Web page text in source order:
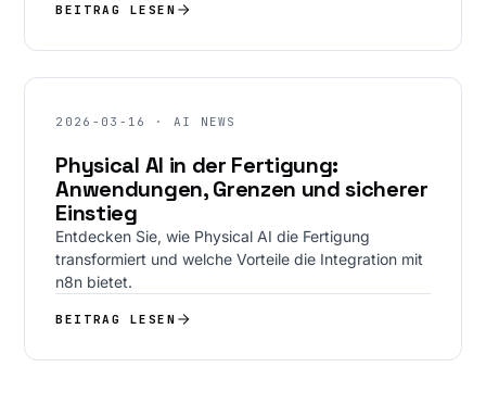
BEITRAG LESEN
2026-03-16 · AI NEWS
Physical AI in der Fertigung:
Anwendungen, Grenzen und sicherer
Einstieg
Entdecken Sie, wie Physical AI die Fertigung
transformiert und welche Vorteile die Integration mit
n8n bietet.
BEITRAG LESEN